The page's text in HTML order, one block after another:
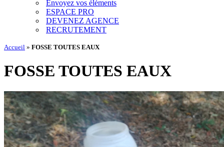
Envoyez vos éléments
ESPACE PRO
DEVENEZ AGENCE
RECRUTEMENT
Accueil » FOSSE TOUTES EAUX
FOSSE TOUTES EAUX